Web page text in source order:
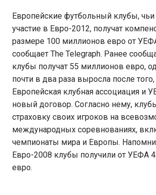
Европейские футбольный клубы,
участие в Евро-2012, получат
размере 100 миллионов евро от
сообщает The Telegraph. Ранее
клубы получат 55 миллионов евро,
почти в два раза выросла после
Европейская клубная ассоциация и
новый договор. Согласно нему,
страховку своих игроков на
международных соревнованиях,
чемпионаты мира и Европы.
Евро-2008 клубы получили от УЕФА
евро.